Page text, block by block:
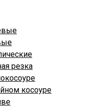
резка
косоуре